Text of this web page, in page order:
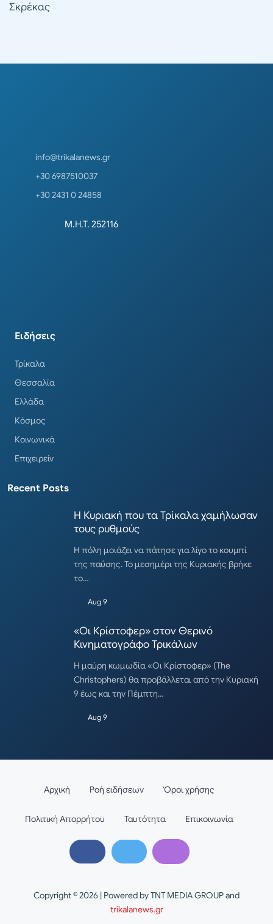
Σκρέκας
info@trikalanews.gr
+30 6987510037
+30 2431 0 24858
Μ.Η.Τ. 252116
Ειδήσεις
Τρίκαλα
Θεσσαλία
Ελλάδα
Κόσμος
Κοινωνικά
Επιχειρείν
Recent Posts
Η Κυριακή που τα Τρίκαλα χαμήλωσαν
τους ρυθμούς
Η πόλη μοιάζει να πάτησε για λίγο το κουμπί
της παύσης. Το μεσημέρι της Κυριακής βρήκε
το…
Aug 9
«Οι Κρίστοφερ» στον Θερινό
Κινηματογράφο Τρικάλων
Η μαύρη κωμωδία «Οι Κρίστοφερ» (The
Christophers) θα προβάλλεται από την Κυριακή
9 έως και την Πέμπτη…
Aug 9
Copyright © 2026 | Powered by TNT MEDIA GROUP and
trikalanews.gr
Αρχική Ροή ειδήσεων Όροι χρήσης
Πολιτική Απορρήτου Ταυτότητα Επικοινωνία